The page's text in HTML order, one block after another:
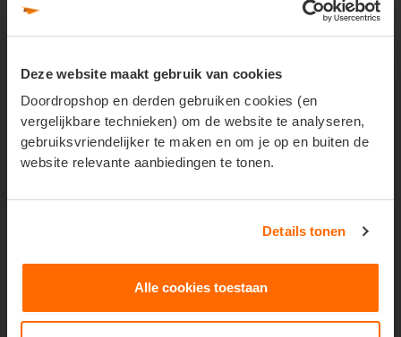
Deze website maakt gebruik van cookies
Doordropshop en derden gebruiken cookies (en
vergelijkbare technieken) om de website te analyseren,
gebruiksvriendelijker te maken en om je op en buiten de
website relevante aanbiedingen te tonen.
Details tonen
Alle cookies toestaan
Drukwerk verspreiden
Goedkoop folders verspreiden
Goedkoop flyers verspreiden
Folders laten verspreiden
BEOORDELINGEN